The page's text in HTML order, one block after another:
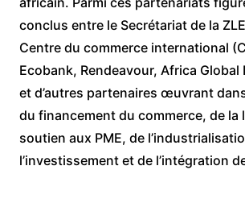
conclus entre le Secrétariat de la
Centre du commerce international
Ecobank, Rendeavour, Africa Global
et d’autres partenaires œuvrant
du financement du commerce, de la
soutien aux PME, de
l’investissement et de l’intégration